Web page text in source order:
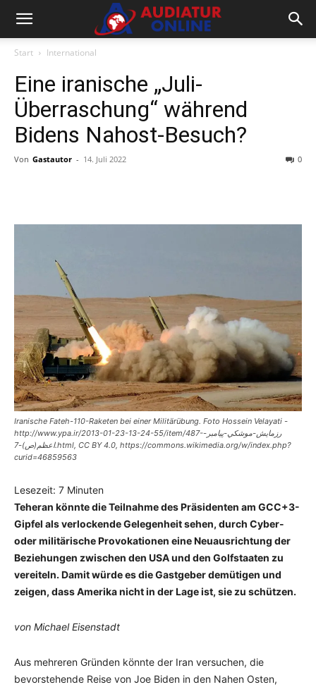
Start International
Eine iranische „Juli-
Überraschung“ während
Bidens Nahost-Besuch?
Von Gastautor - 14. Juli 2022 0
Iranische Fateh-110-Raketen bei einer Militärübung. Foto Hossein Velayati -
http://www.ypa.ir/2013-01-23-13-24-55/item/487-رزمايش-موشكي-پيامبر-
اعظم(ص)-7.html, CC BY 4.0, https://commons.wikimedia.org/w/index.php?
curid=46859563
Lesezeit: 7 Minuten
Teheran könnte die Teilnahme des Präsidenten am GCC+3-
Gipfel als verlockende Gelegenheit sehen, durch Cyber-
oder militärische Provokationen eine Neuausrichtung der
Beziehungen zwischen den USA und den Golfstaaten zu
vereiteln. Damit würde es die Gastgeber demütigen und
zeigen, dass Amerika nicht in der Lage ist, sie zu schützen.
von Michael Eisenstadt
Aus mehreren Gründen könnte der Iran versuchen, die
bevorstehende Reise von Joe Biden in den Nahen Osten,